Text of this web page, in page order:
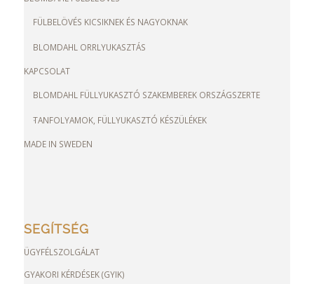
FÜLBELÖVÉS KICSIKNEK ÉS NAGYOKNAK
BLOMDAHL ORRLYUKASZTÁS
KAPCSOLAT
BLOMDAHL FÜLLYUKASZTÓ SZAKEMBEREK ORSZÁGSZERTE
TANFOLYAMOK, FÜLLYUKASZTÓ KÉSZÜLÉKEK
MADE IN SWEDEN
SEGÍTSÉG
ÜGYFÉLSZOLGÁLAT
GYAKORI KÉRDÉSEK (GYIK)